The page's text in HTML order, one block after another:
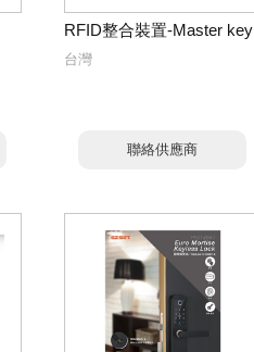
RFID整合裝置-Master key
台灣
聯絡供應商